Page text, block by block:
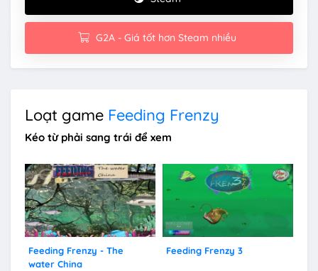
G2A - Giá tốt hơn Steam nhiều
Loạt game Feeding Frenzy
Kéo từ phải sang trái để xem
Feeding Frenzy - The
water China
Feeding Frenzy 3